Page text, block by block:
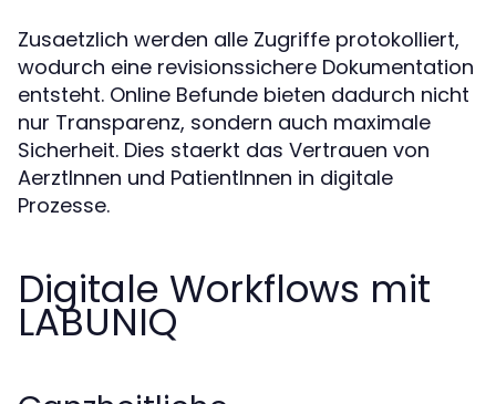
Zusaetzlich werden alle Zugriffe protokolliert,
wodurch eine revisionssichere Dokumentation
entsteht. Online Befunde bieten dadurch nicht
nur Transparenz, sondern auch maximale
Sicherheit. Dies staerkt das Vertrauen von
AerztInnen und PatientInnen in digitale
Prozesse.
Digitale Workflows mit
LABUNIQ